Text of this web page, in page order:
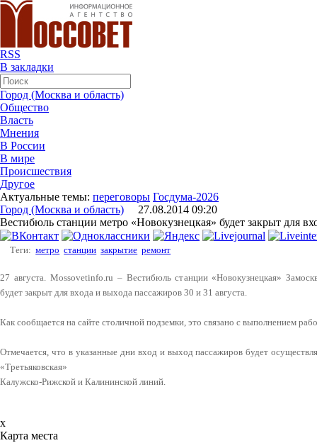
RSS
В закладки
Город (Москва и область)
Общество
Власть
Мнения
В России
В мире
Происшествия
Другое
Актуальные темы: переговоры Госдума-2026
Город (Москва и область) 27.08.2014 09:20
Вестибюль станции метро «Новокузнецкая» будет закрыт для
Теги: метро станции закрытие ремонт
27 августа. Mossovetinfo.ru – Вестибюль станции «Новокузнецкая»
будет закрыт для входа и выхода пассажиров 30 и 31 августа.
Как сообщается на сайте столичной подземки, это связано с выполнением
Отмечается, что в указанные дни вход и выход пассажиров будет
«Третьяковская»
Калужско-Рижской и Калининской линий.
x
Карта места